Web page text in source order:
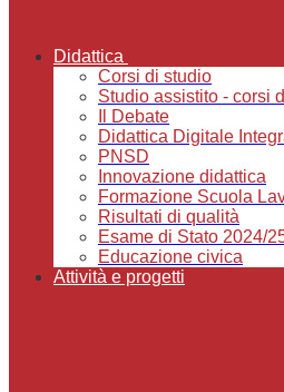
Didattica
Corsi di studio
Studio assistito - corsi
Il Debate
Didattica Digitale
PNSD
Innovazione didattica
Formazione Scuola
Risultati di qualità
Esame di Stato 2024/
Educazione civica
Attività e progetti